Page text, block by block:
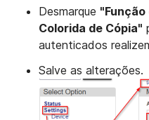
Desmarque "Função
Colorida de Cópia"
autenticados
Salve as alterações.